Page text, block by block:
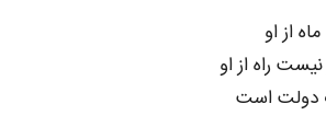
از او
راه از او
دولت است